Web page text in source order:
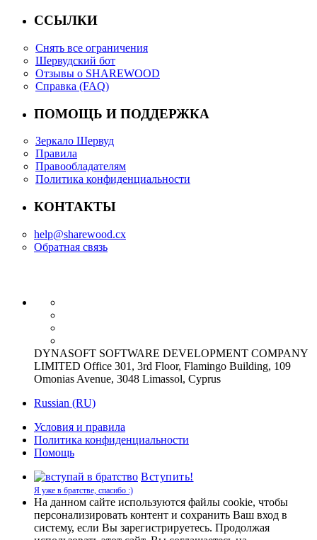
ССЫЛКИ
Снять все ограничения
Шервудский бот
Отзывы о SHAREWOOD
Справка (FAQ)
ПОМОЩЬ И ПОДДЕРЖКА
Зеркало Шервуд
Правила
Правообладателям
Политика конфиденциальности
КОНТАКТЫ
help@sharewood.cx
Обратная связь
DYNASOFT SOFTWARE DEVELOPMENT COMPANY
LIMITED Office 301, 3rd Floor, Flamingo Building, 109
Omonias Avenue, 3048 Limassol, Cyprus
Russian (RU)
Условия и правила
Политика конфиденциальности
Помощь
Вступить!
Я уже в братстве, спасибо :)
На данном сайте используются файлы cookie, чтобы
персонализировать контент и сохранить Ваш вход в
систему, если Вы зарегистрируетесь. Продолжая